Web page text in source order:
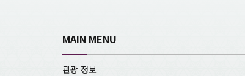
MAIN MENU
관광 정보